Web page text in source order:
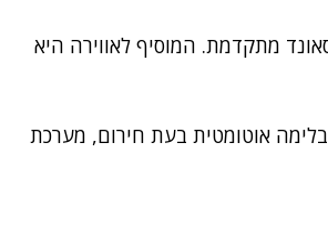
מתקדמת. המוסיף לאווירה היא
אוטומטית בעת חירום, מערכת